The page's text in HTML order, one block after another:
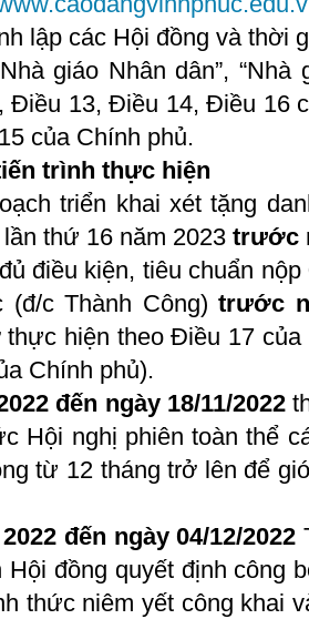
lập các Hội đồng và thời
giáo Nhân dân”,
Điều 13, Điều 14, Điều 16
của Chính phủ.
trình thực hiện
triển khai xét tặng
lần thứ 16 năm 2023 trước
điều kiện, tiêu chuẩn
(đ/c Thành Công)trước
thực hiện theo Điều 17
Chính phủ).
đến ngày 18/11/2022
Hội nghị phiên toàn thể
từ 12 tháng trở lên để
đến ngày 04/12/2022
Hội đồng quyết định công
thức niêm yết công khai